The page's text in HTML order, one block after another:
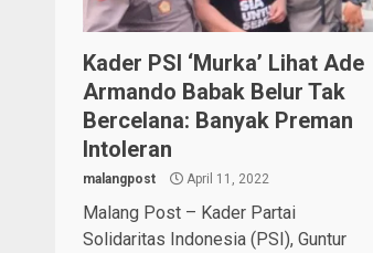
Kader PSI ‘Murka’ Lihat Ade
Armando Babak Belur Tak
Bercelana: Banyak Preman
Intoleran
malangpost April 11, 2022
Malang Post – Kader Partai
Solidaritas Indonesia (PSI), Guntur